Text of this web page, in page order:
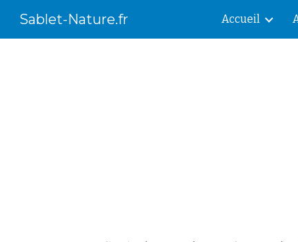
Sablet-Nature.fr Accueil